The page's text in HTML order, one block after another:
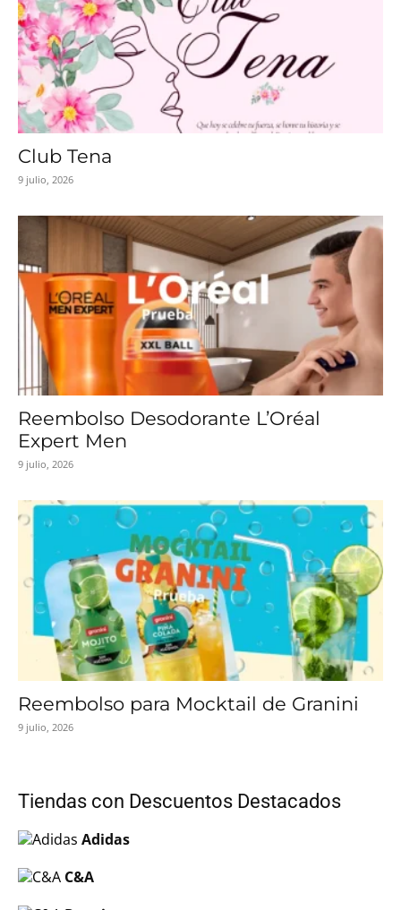
Club Tena
9 julio, 2026
Reembolso Desodorante L’Oréal
Expert Men
9 julio, 2026
Reembolso para Mocktail de Granini
9 julio, 2026
Tiendas con Descuentos Destacados
Adidas
C&A